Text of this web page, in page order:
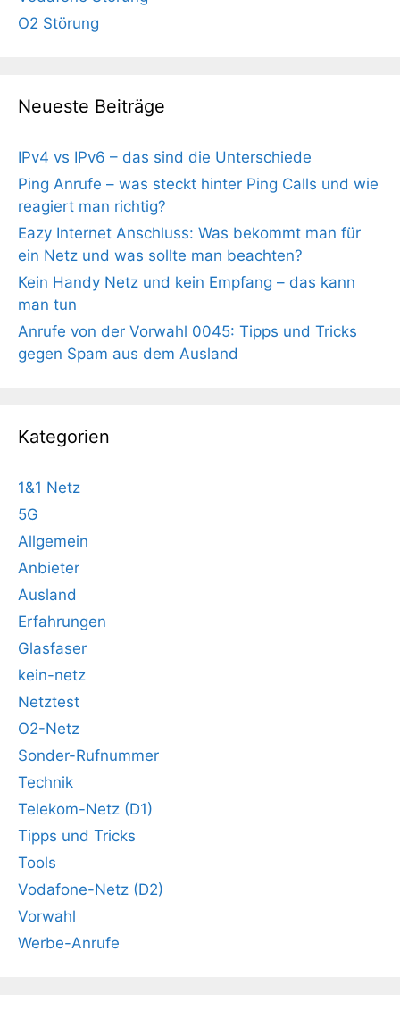
O2 Störung
Neueste Beiträge
IPv4 vs IPv6 – das sind die Unterschiede
Ping Anrufe – was steckt hinter Ping Calls und wie
reagiert man richtig?
Eazy Internet Anschluss: Was bekommt man für
ein Netz und was sollte man beachten?
Kein Handy Netz und kein Empfang – das kann
man tun
Anrufe von der Vorwahl 0045: Tipps und Tricks
gegen Spam aus dem Ausland
Kategorien
1&1 Netz
5G
Allgemein
Anbieter
Ausland
Erfahrungen
Glasfaser
kein-netz
Netztest
O2-Netz
Sonder-Rufnummer
Technik
Telekom-Netz (D1)
Tipps und Tricks
Tools
Vodafone-Netz (D2)
Vorwahl
Werbe-Anrufe